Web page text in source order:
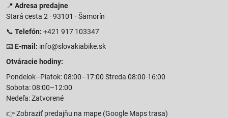
📍 Adresa predajne
Stará cesta 2 · 93101 · Šamorín
📞 Telefón: +421 917 103347
📧 E-mail: info@slovakiabike.sk
Otváracie hodiny:
Pondelok–Piatok: 08:00–17:00 Streda 08:00-16:00
Sobota: 08:00–12:00
Nedeľa: Zatvorené
👉Zobraziť predajňu na mape (Google Maps trasa)